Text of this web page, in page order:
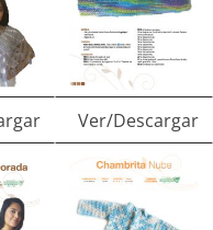
Ver/Descargar